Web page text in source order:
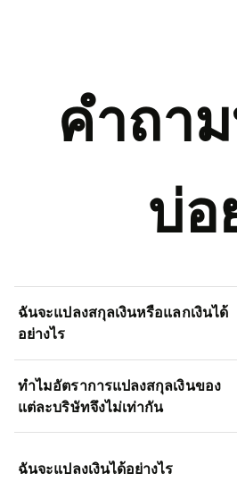
คำถา
บ่อ
ฉันจะแปลงสกุลเงินหรือแลกเงินได้
อย่างไร
ทำไมอัตราการแปลงสกุลเงินของ
แต่ละบริษัทจึงไม่เท่ากัน
ฉันจะแปลงเงินได้อย่างไร